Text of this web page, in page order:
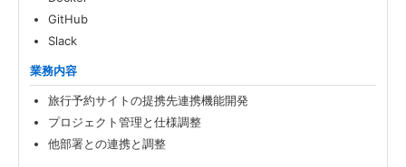
GitHub
Slack
業務内容
旅行予約サイトの提携先連携機能開発
プロジェクト管理と仕様調整
他部署との連携と調整